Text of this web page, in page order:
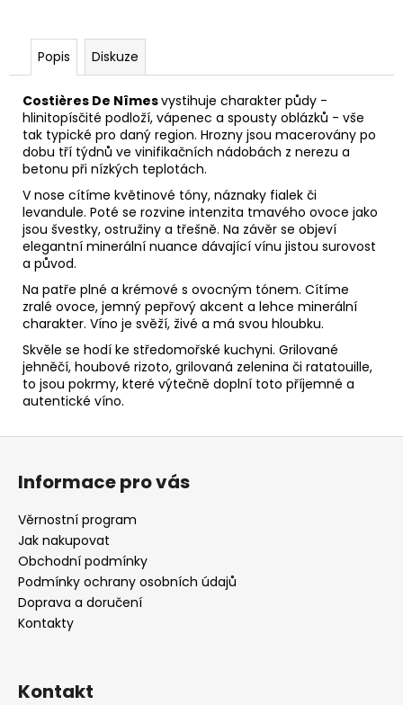
Popis Diskuze
Costières De Nîmesvystihuje charakter půdy -
hlinitopísčité podloží, vápenec a spousty oblázků - vše
tak typické pro daný region. Hrozny jsou macerovány po
dobu tří týdnů ve vinifikačních nádobách z nerezu a
betonu při nízkých teplotách.
V nose cítíme květinové tóny, náznaky fialek či
levandule. Poté se rozvine intenzita tmavého ovoce jako
jsou švestky, ostružiny a třešně. Na závěr se objeví
elegantní minerální nuance dávající vínu jistou surovost
a původ.
Na patře plné a krémové s ovocným tónem. Cítíme
zralé ovoce, jemný pepřový akcent a lehce minerální
charakter. Víno je svěží, živé a má svou hloubku.
Skvěle se hodí ke středomořské kuchyni. Grilované
jehněčí, houbové rizoto, grilovaná zelenina či ratatouille,
to jsou pokrmy, které výtečně doplní toto příjemné a
autentické víno.
Z
Informace pro vás
Věrnostní program
Jak nakupovat
Obchodní podmínky
Podmínky ochrany osobních údajů
Doprava a doručení
Kontakty
Kontakt